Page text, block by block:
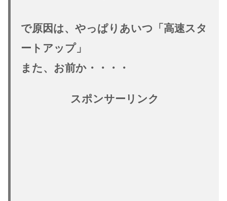
で原因は、やっぱりあいつ「高速スタ
ートアップ」
また、お前か・・・・
スポンサーリンク